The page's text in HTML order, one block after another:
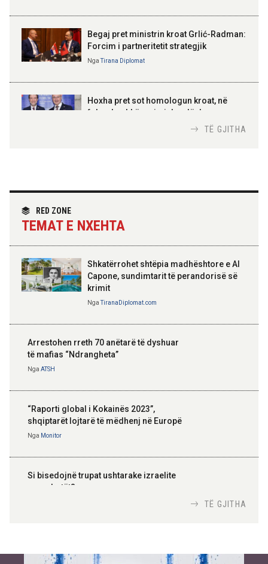
Kosovë!
100-vjetori i themelimit të
Urdhrit të Skënderbeut
Begaj pret ministrin kroat Grlić-Radman:
Forcim i partneritetit strategjik
NgaTirana Diplomat
Hoxha pret sot homologun kroat, në
fokus bashkëpunimi dypalësh
partneritetit strategjik
TË GJITHA
RED ZONE
TEMAT E NXEHTA
Shkatërrohet shtëpia madhështore e Al
Capone, sundimtarit të perandorisë së
krimit
NgaTiranaDiplomat.com
Arrestohen rreth 70 anëtarë të dyshuar
të mafias “Ndrangheta”
Nga ATSH
“Raporti global i Kokainës 2023”,
shqiptarët lojtarë të mëdhenj në Europë
Nga Monitor
Si bisedojnë trupat ushtarake izraelite
me robotët?
inteligjente izraelite
TË GJITHA